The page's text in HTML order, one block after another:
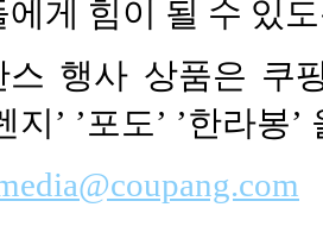
게 힘이 될 수 있
행사 상품은 쿠
지’ ’포도’ ’한라